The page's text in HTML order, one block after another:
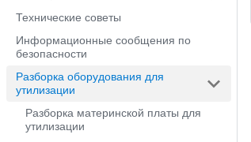
Технические советы
Информационные сообщения по
безопасности
Разборка оборудования для
утилизации
Разборка материнской платы для
утилизации